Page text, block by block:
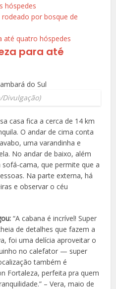
hóspedes
por bosque de
até quatro hóspedes
para até
casa fica a cerca de 14 km
O andar de cima conta
uma varandinha e
No andar de baixo, além
cama, que permite que a
Na parte externa, há
e observar o céu
“A cabana é incrível! Super
de detalhes que fazem a
foi uma delícia aproveitar o
no calefator — super
também é
Fortaleza, perfeita pra quem
– Vera, maio de